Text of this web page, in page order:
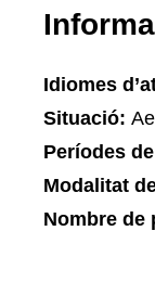
Idiomes
Situació:
Períodes
Modalitat
Nombre de